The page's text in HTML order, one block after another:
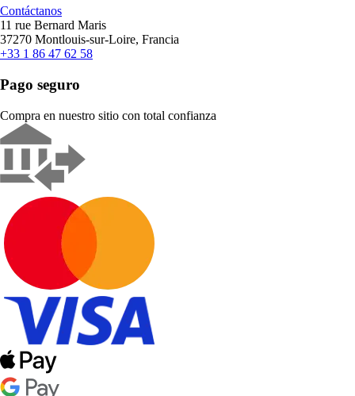
Contáctanos
11 rue Bernard Maris
37270 Montlouis-sur-Loire, Francia
+33 1 86 47 62 58
Pago seguro
Compra en nuestro sitio con total confianza